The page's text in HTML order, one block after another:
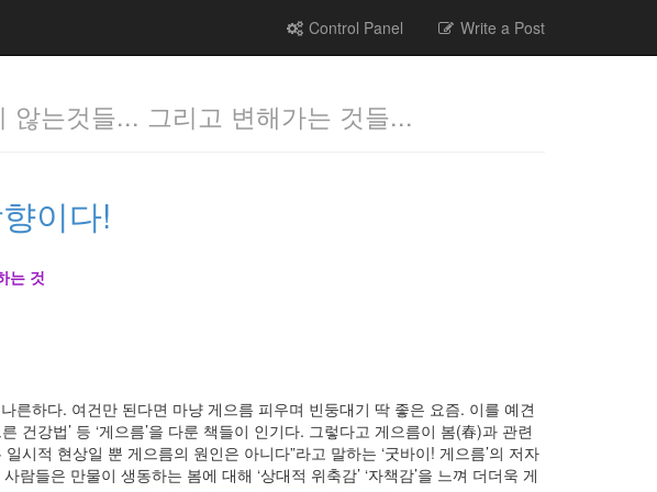
Control Panel Write a Post
않는것들... 그리고 변해가는 것들...
이다!
는 것
른하다. 여건만 된다면 마냥 게으름 피우며 빈둥대기 딱 좋은 요즘. 이를 예견
건강법’ 등 ‘게으름’을 다룬 책들이 인기다. 그렇다고 게으름이 봄(春)과 관련
시적 현상일 뿐 게으름의 원인은 아니다”라고 말하는 ‘굿바이! 게으름’의 저자
람들은 만물이 생동하는 봄에 대해 ‘상대적 위축감’ ‘자책감’을 느껴 더더욱 게